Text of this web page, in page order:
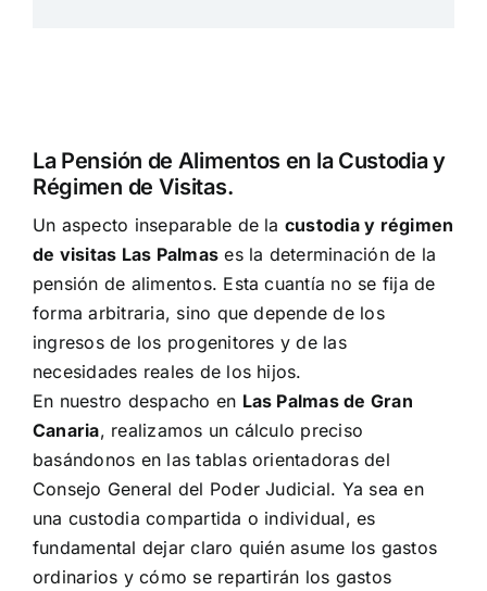
La Pensión de Alimentos en la Custodia y
Régimen de Visitas.
Un aspecto inseparable de la custodia y régimen
de visitas Las Palmas es la determinación de la
pensión de alimentos. Esta cuantía no se fija de
forma arbitraria, sino que depende de los
ingresos de los progenitores y de las
necesidades reales de los hijos.
En nuestro despacho en Las Palmas de Gran
Canaria, realizamos un cálculo preciso
basándonos en las tablas orientadoras del
Consejo General del Poder Judicial. Ya sea en
una custodia compartida o individual, es
fundamental dejar claro quién asume los gastos
ordinarios y cómo se repartirán los gastos